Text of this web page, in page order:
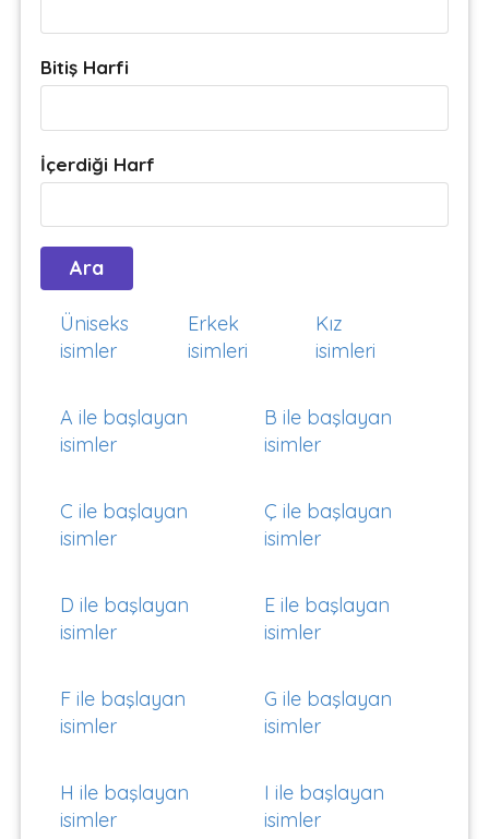
Bitiş Harfi
İçerdiği Harf
Üniseks
isimler
Erkek
isimleri
Kız
isimleri
A ile başlayan
isimler
B ile başlayan
isimler
C ile başlayan
isimler
Ç ile başlayan
isimler
D ile başlayan
isimler
E ile başlayan
isimler
F ile başlayan
isimler
G ile başlayan
isimler
H ile başlayan
isimler
I ile başlayan
isimler